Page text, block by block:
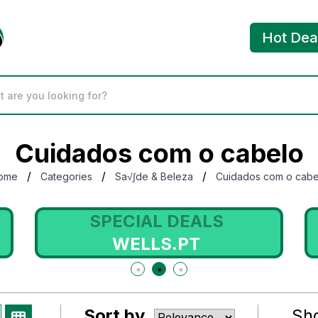
Hot
Cuidados com o cabelo
/ Categories / Sa√∫de & Beleza / Cuidados com o
SPECIAL DEALS
WELLS.PT